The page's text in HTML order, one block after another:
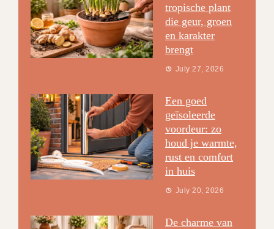
tropische plant
die geur, groen
en karakter
brengt
July 27, 2026
Een goed
geïsoleerde
voordeur: zo
houd je warmte,
rust en comfort
in huis
July 20, 2026
De charme van